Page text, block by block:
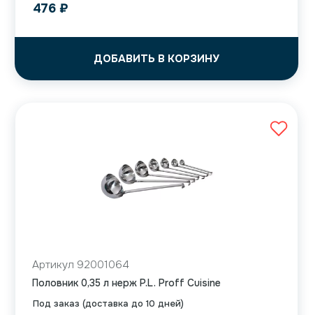
476 ₽
ДОБАВИТЬ В КОРЗИНУ
Под заказ (доставка до 10 дней)
Артикул 92001064
Половник 0,35 л нерж P.L. Proff Cuisine